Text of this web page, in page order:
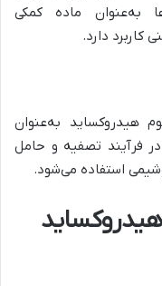
به‌عنوان ماده کمکی
هیدروکساید به‌عنوان
فرآیند تصفیه و حامل
استفاده می‌شود.
هیدروکساید